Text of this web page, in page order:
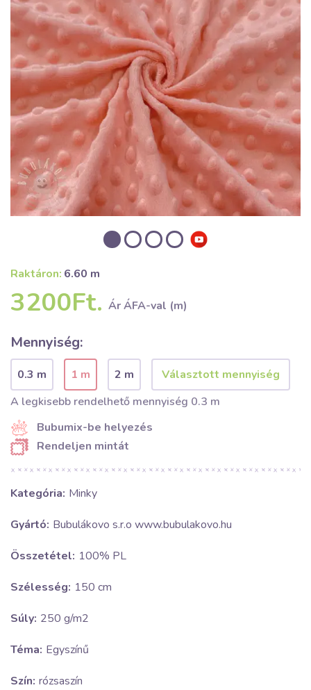
Raktáron: 6.60 m
3200Ft. Ár ÁFA-val (m)
Mennyiség:
0.3 m 1 m
2 m
A legkisebb rendelhető mennyiség 0.3 m
Bubumix-be helyezés
Rendeljen mintát
Kategória: Minky
Gyártó: Bubulákovo s.r.o www.bubulakovo.hu
Összetétel: 100% PL
Szélesség: 150 cm
Súly: 250 g/m2
Téma: Egyszínű
Szín: rózsaszín